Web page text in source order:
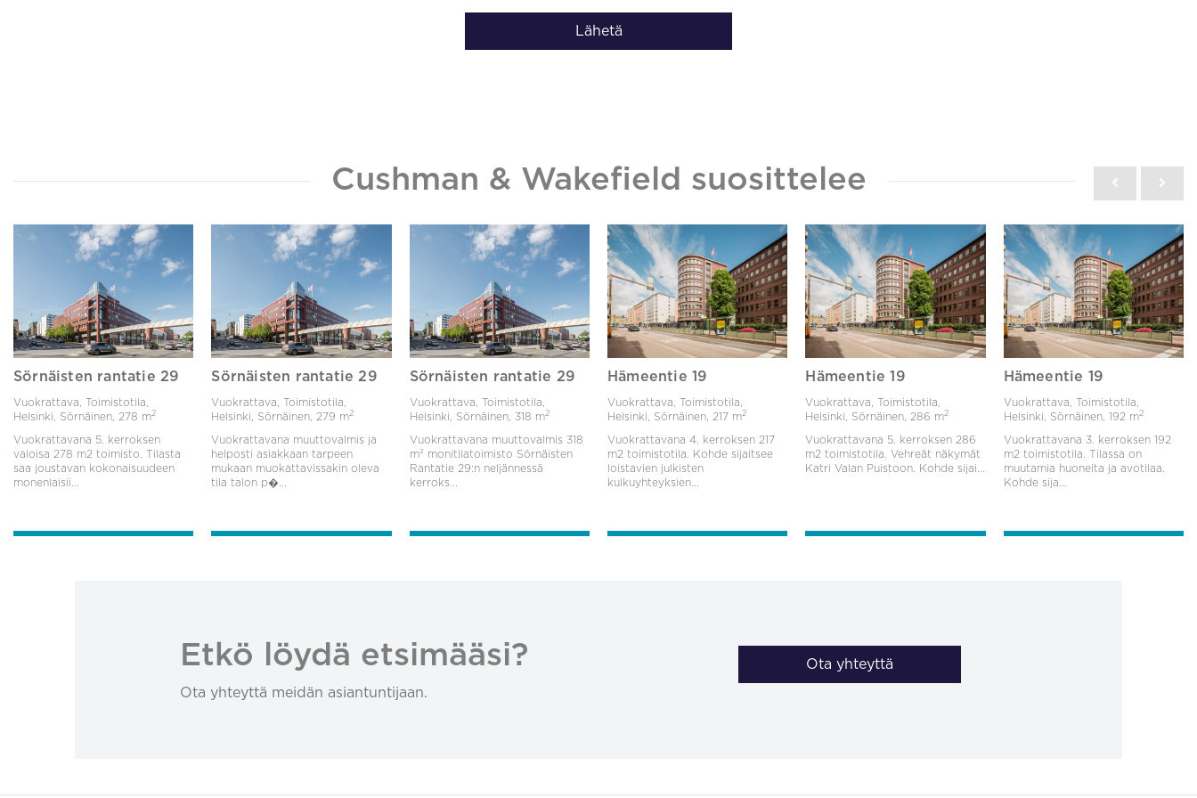
Lähetä
Cushman & Wakefield suosittelee
Sörnäisten rantatie 29
Vuokrattava, Toimistotila,
Helsinki, Sörnäinen, 278 m2
Vuokrattavana 5. kerroksen
valoisa 278 m2 toimisto. Tilasta
saa joustavan kokonaisuudeen
monenlaisii...
Sörnäisten rantatie 29
Vuokrattava, Toimistotila,
Helsinki, Sörnäinen, 279 m2
Vuokrattavana muuttovalmis ja
helposti asiakkaan tarpeen
mukaan muokattavissakin oleva
tila talon p�...
Sörnäisten rantatie 29
Vuokrattava, Toimistotila,
Helsinki, Sörnäinen,
318 m2
Vuokrattavana muuttovalmis 318
m² monitilatoimisto Sörnäisten
Rantatie 29:n neljännessä
kerroks...
Hämeentie 19
Vuokrattava, Toimistotila,
Helsinki, Sörnäinen, 217 m2
Vuokrattavana 4. kerroksen 217
m2 toimistotila. Kohde sijaitsee
loistavien julkisten
kulkuyhteyksien...
Hämeentie 19
Vuokrattava, Toimistotila,
Helsinki, Sörnäinen, 286 m2
Vuokrattavana 5. kerroksen 286
m2 toimistotila. Vehreät näkymät
Katri Valan Puistoon. Kohde sijai...
Hämeentie 19
Vuokrattava, Toimistotila,
Helsinki, Sörnäinen, 192 m2
Vuokrattavana 3. kerroksen 192
m2 toimistotila. Tilassa on
muutamia huoneita ja avotilaa.
Kohde sija...
Etkö löydä etsimääsi?
Ota yhteyttä meidän asiantuntijaan.
Ota yhteyttä